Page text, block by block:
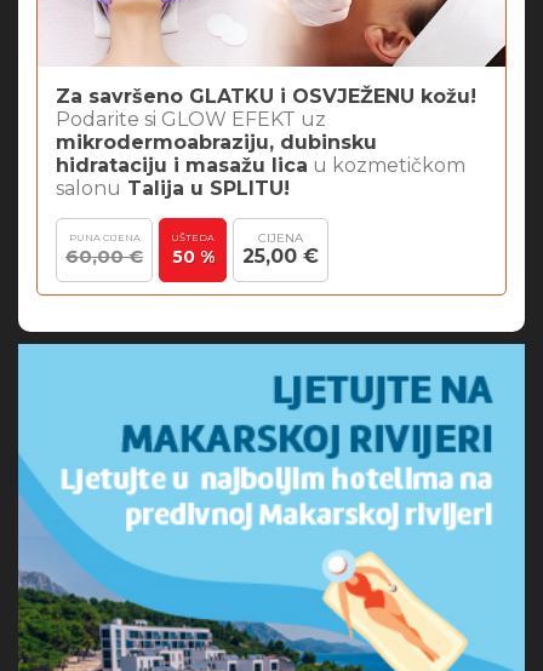
Za savršeno GLATKU i OSVJEŽENU kožu!
Podarite si GLOW EFEKT uz
mikrodermoabraziju, dubinsku
hidrataciju i masažu lica u kozmetičkom
salonu Talija u SPLITU!
PUNA CIJENA
60,00 €
UŠTEDA
50 %
CIJENA
25,00 €